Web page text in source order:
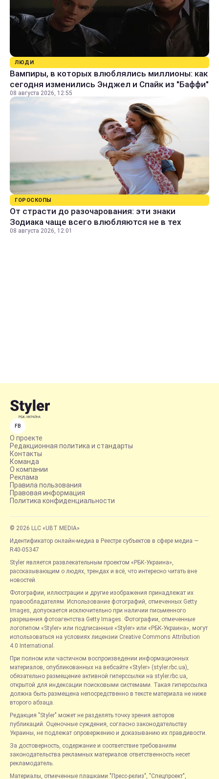
ЛЮДИ
Вампиры, в которых влюблялись миллионы: как
сегодня изменились Энджел и Спайк из "Баффи"
08 августа 2026, 12:55
ГОРОСКОПЫ
От страсти до разочарования: эти знаки
Зодиака чаще всего влюбляются не в тех
08 августа 2026, 12:01
FB
О проекте
Редакционная политика и стандарты
Контакты
Команда
О компании
Реклама
Правила пользования
Правовая информация
Политика конфиденциальности
© 2026 LLC «UBT MEDIA»
Идентификатор онлайн-медиа в Реестре субъектов в сфере медиа —
R40-05347
Styler является развлекательным проектом «РБК-Украина»,
рассказывающим о людях, трендах и всё, что интересно читать вне
новостей.
Фотографии, иллюстрации и другие изображения принадлежат их
правообладателям. Использование фотографий, отмеченных Getty
Images, допускается исключительно при наличии письменного
разрешения фотоагентства Getty Images. Фотографии, отмеченные
логотипом «Styler» или подписанные «Styler» или «РБК-Украина», могут
использоваться на условиях лицензии Creative Commons Attribution
4.0 International.
При полном или частичном воспроизведении информационных
материалов, опубликованных на вебсайте «Styler» (styler.rbc.ua),
обязательно размещение активной гиперссылки на styler.rbc.ua,
открытой для индексации поисковыми системами. Такая гиперссылка
должна быть размещена непосредственно в тексте материала не ниже
второго абзаца.
Редакция "Styler" может не разделять точку зрения авторов
публикаций. Оценочные суждения, согласно законодательству
Украины, не подлежат опровержению и доказыванию их правдивости.
За достоверность, содержание и соответствие требованиям
законодательства рекламных материалов ответственность несет
рекламодатель.
Материалы, отмеченные плашками "Пресс-релиз", "Спецпроект",